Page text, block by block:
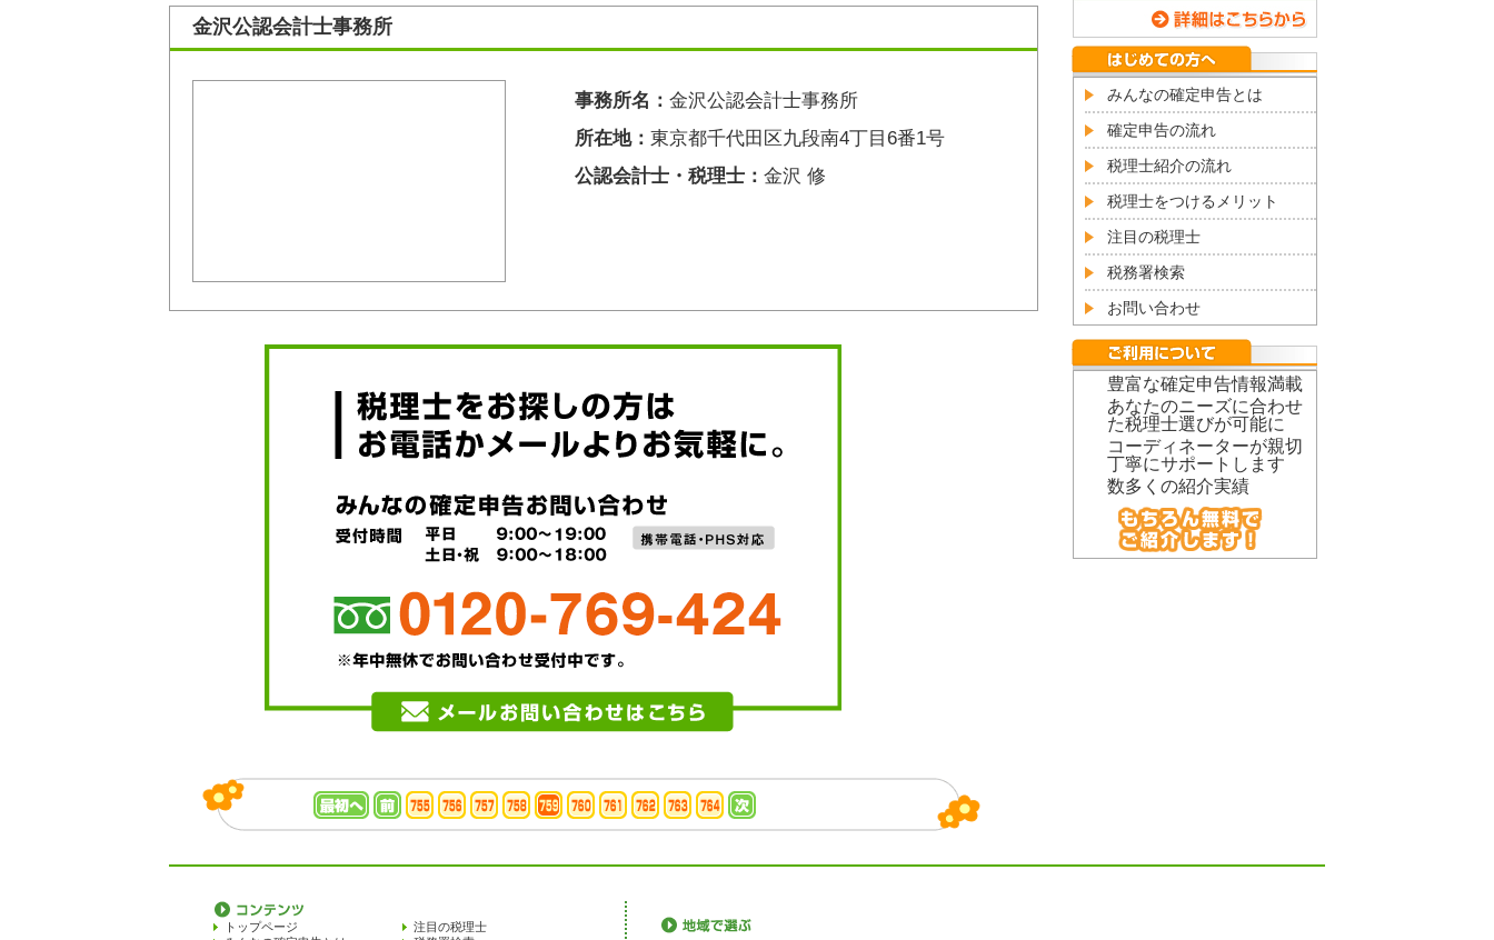
金沢公認会計士事務所
事務所名： 金沢公認会計士事務所
所在地： 東京都千代田区九段南4丁目6番1号
公認会計士・税理士： 金沢 修
みんなの確定申告とは
確定申告の流れ
税理士紹介の流れ
税理士をつけるメリット
注目の税理士
税務署検索
お問い合わせ
豊富な確定申告情報満載
あなたのニーズに合わせ
た税理士選びが可能に
コーディネーターが親切
丁寧にサポートします
数多くの紹介実績
トップページ
注目の税理士